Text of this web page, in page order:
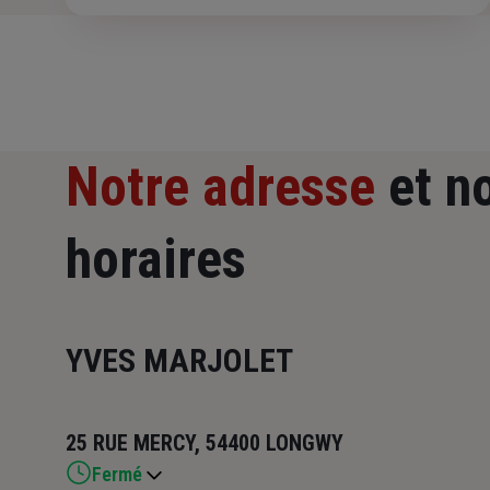
Notre adresse et
horaires
YVES MARJOLET
25 RUE MERCY, 54400 LONGWY
Fermé